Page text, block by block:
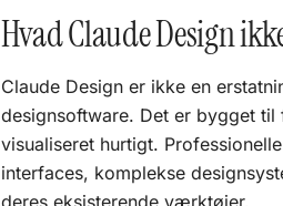
Hvad Claude Design
Claude Design er ikke en
designsoftware. Det er bygget
visualiseret hurtigt.
interfaces, komplekse
deres eksisterende værktøjer.